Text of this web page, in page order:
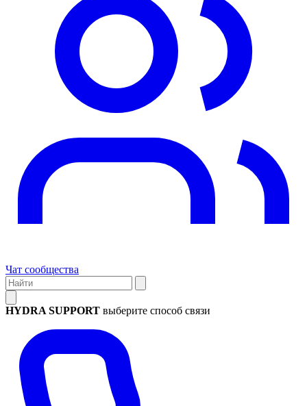
Чат сообщества
HYDRA SUPPORT выберите способ связи